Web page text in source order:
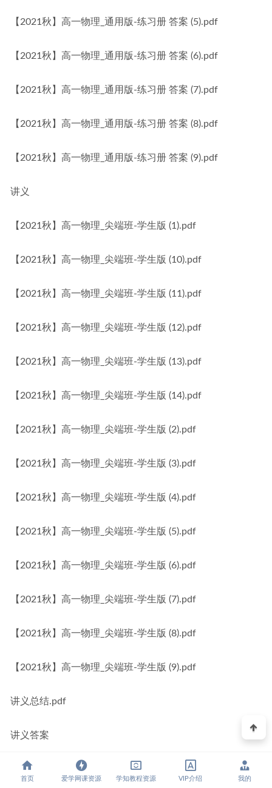
【2021秋】高一物理_通用版-练习册 答案 (5).pdf
【2021秋】高一物理_通用版-练习册 答案 (6).pdf
【2021秋】高一物理_通用版-练习册 答案 (7).pdf
【2021秋】高一物理_通用版-练习册 答案 (8).pdf
【2021秋】高一物理_通用版-练习册 答案 (9).pdf
讲义
【2021秋】高一物理_尖端班-学生版 (1).pdf
【2021秋】高一物理_尖端班-学生版 (10).pdf
【2021秋】高一物理_尖端班-学生版 (11).pdf
【2021秋】高一物理_尖端班-学生版 (12).pdf
【2021秋】高一物理_尖端班-学生版 (13).pdf
【2021秋】高一物理_尖端班-学生版 (14).pdf
【2021秋】高一物理_尖端班-学生版 (2).pdf
【2021秋】高一物理_尖端班-学生版 (3).pdf
【2021秋】高一物理_尖端班-学生版 (4).pdf
【2021秋】高一物理_尖端班-学生版 (5).pdf
【2021秋】高一物理_尖端班-学生版 (6).pdf
【2021秋】高一物理_尖端班-学生版 (7).pdf
【2021秋】高一物理_尖端班-学生版 (8).pdf
【2021秋】高一物理_尖端班-学生版 (9).pdf
讲义总结.pdf
讲义答案
【2021秋】高一物理_尖端班-学生版答案 (1).pdf
首页 爱学网课资源 学知教程资源 VIP介绍 我的